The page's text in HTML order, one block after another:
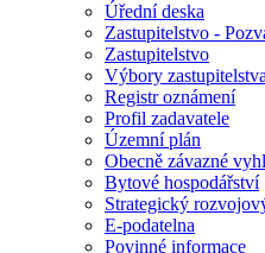
Úřední deska
Zastupitelstvo -
Zastupitelstvo
Výbory zastupitelstva
Registr oznámení
Profil zadavatele
Územní plán
Obecně závazné
Bytové hospodářství
Strategický
E-podatelna
Povinné informace